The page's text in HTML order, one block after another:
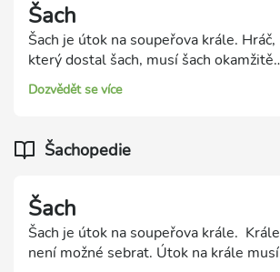
Šach
Šach je útok na soupeřova krále. Hráč,
který dostal šach, musí šach okamžitě
zrušit jedním z těchto tří způsobů:
sebrání šachující figurky, představení
Dozvědět se více
Šachopedie
Šach
Šach je útok na soupeřova krále. Krále
není možné sebrat. Útok na krále musí